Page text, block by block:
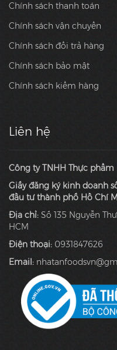
Chính sách thanh toán
Chính sách vận chuyển
Chính sách đổi trả hàng
Chính sách bảo mật
Chính sách kiểm hàng
Liên hệ
Công ty TNHH Thực phẩm
Giấy đăng ký kinh doanh
đầu tư thành phố Hồ Chí
Địa chỉ: Số 135 Nguyễn
HCM
Điện thoại: 0931847626
Email: